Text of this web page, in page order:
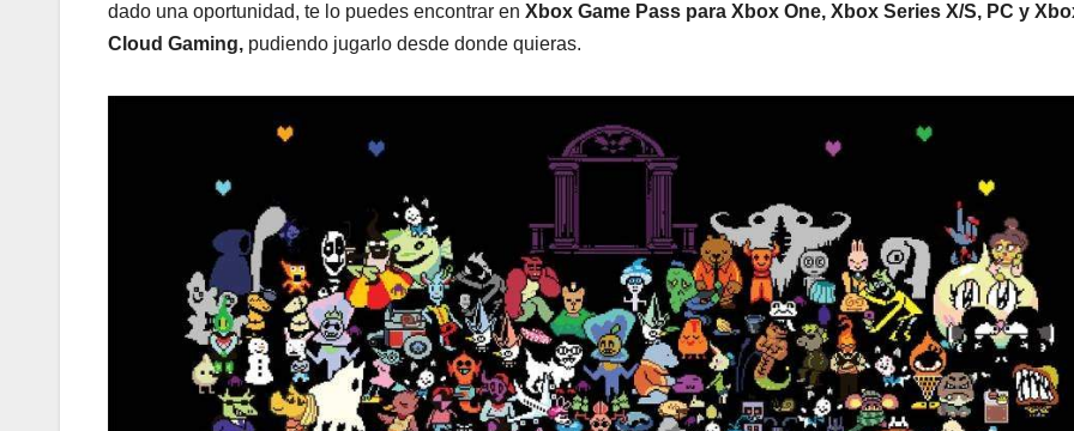
dado una oportunidad, te lo puedes encontrar en Xbox Game Pass para Xbox One, Xbox Series X/S, PC y
Cloud Gaming, pudiendo jugarlo desde donde quieras.